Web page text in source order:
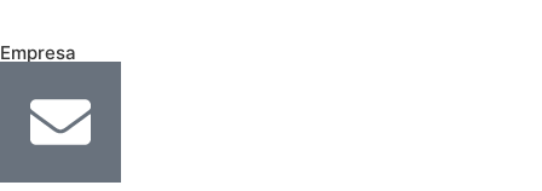
Empresa